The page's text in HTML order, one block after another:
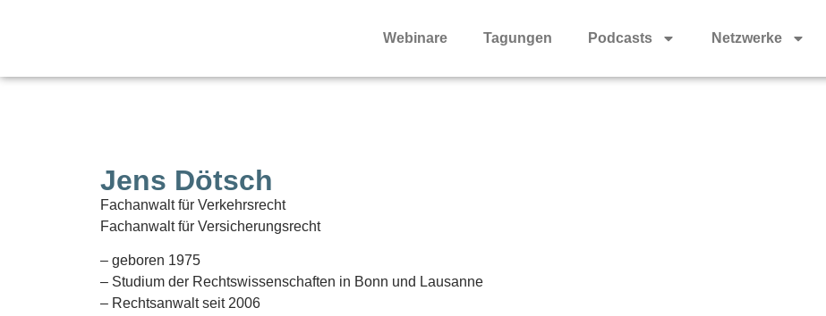
Webinare Tagungen Podcasts Netzwerke
Jens Dötsch
Fachanwalt für Verkehrsrecht
Fachanwalt für Versicherungsrecht
– geboren 1975
– Studium der Rechtswissenschaften in Bonn und Lausanne
– Rechtsanwalt seit 2006